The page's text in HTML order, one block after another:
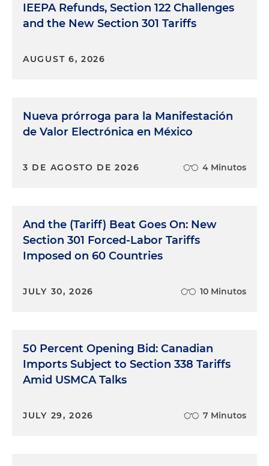
IEEPA Refunds, Section 122 Challenges
and the New Section 301 Tariffs
AUGUST 6, 2026
Nueva prórroga para la Manifestación
de Valor Electrónica en México
3 DE AGOSTO DE 2026 4 Minutos
And the (Tariff) Beat Goes On: New
Section 301 Forced-Labor Tariffs
Imposed on 60 Countries
JULY 30, 2026 10 Minutos
50 Percent Opening Bid: Canadian
Imports Subject to Section 338 Tariffs
Amid USMCA Talks
JULY 29, 2026 7 Minutos